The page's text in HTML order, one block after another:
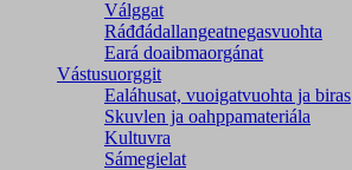
Válggat
Ráđđádallangeatnegas­vuohta
Eará doaibmaorgánat
Vástusuorggit
Ealáhusat, vuoigatvuohta ja biras
Skuvlen ja oahppamateriála
Kultuvra
Sámegielat